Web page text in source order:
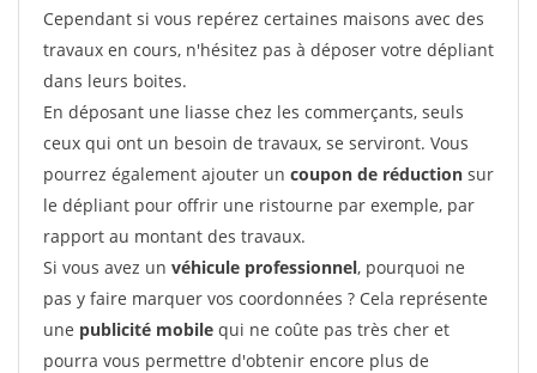
Cependant si vous repérez certaines maisons avec des
travaux en cours, n'hésitez pas à déposer votre dépliant
dans leurs boites.
En déposant une liasse chez les commerçants, seuls
ceux qui ont un besoin de travaux, se serviront. Vous
pourrez également ajouter un coupon de réduction sur
le dépliant pour offrir une ristourne par exemple, par
rapport au montant des travaux.
Si vous avez un véhicule professionnel, pourquoi ne
pas y faire marquer vos coordonnées ? Cela représente
une publicité mobile qui ne coûte pas très cher et
pourra vous permettre d'obtenir encore plus de